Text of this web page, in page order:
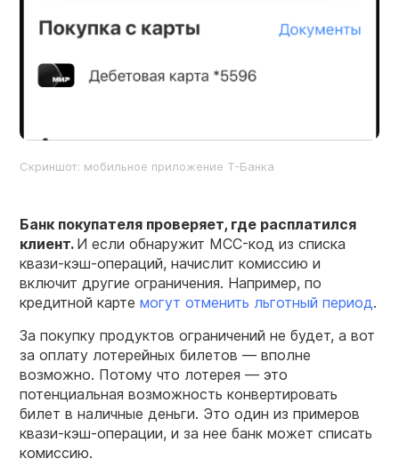
Скриншот: мобильное приложение Т-Банка
Банк покупателя проверяет, где расплатился
клиент. И если обнаружит MCC-код из списка
квази-кэш-операций, начислит комиссию и
включит другие ограничения. Например, по
кредитной карте могут отменить льготный период.
За покупку продуктов ограничений не будет, а вот
за оплату лотерейных билетов — вполне
возможно. Потому что лотерея — это
потенциальная возможность конвертировать
билет в наличные деньги. Это один из примеров
квази-кэш-операции, и за нее банк может списать
комиссию.